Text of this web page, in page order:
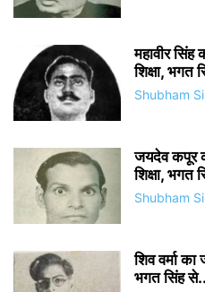
महावीर सिंह
शिक्षा, भगत
Shubham
जयदेव कपूर
शिक्षा, भगत
Shubham
शिव वर्मा का
भगत सिंह